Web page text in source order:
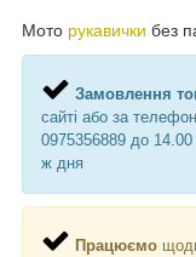
Мото рукавички без
Замовлення
сайті або за
0975356889 до 14.00
ж дня
Працюємо